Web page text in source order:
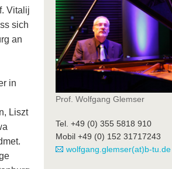
Vitalij
sich
an
in
Liszt
Prof. Wolfgang Glemser
Tel. +49 (0) 355 5818 910
Mobil +49 (0) 152 31717243
wolfgang.glemser(at)b-tu.de